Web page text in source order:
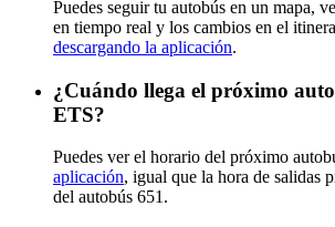
Puedes seguir tu autobús en un mapa,
en tiempo real y los cambios en el
descargando la aplicación.
¿Cuándo llega el próximo
ETS?
Puedes ver el horario del próximo
aplicación, igual que la hora de salidas
del autobús 651.